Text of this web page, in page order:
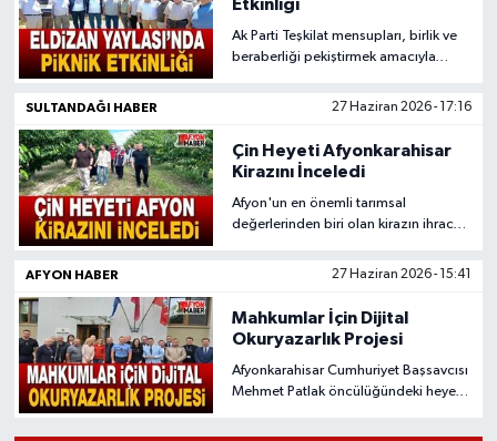
Etkinliği
Ak Parti Teşkilat mensupları, birlik ve
beraberliği pekiştirmek amacıyla
etkinlikte bir araya geldi.
SULTANDAĞI HABER 27 Haziran 2026 - 17:16
Çin Heyeti Afyonkarahisar
Kirazını İnceledi
Afyon'un en önemli tarımsal
değerlerinden biri olan kirazın ihracat
bir ziyaret gerçekleştirildi.
AFYON HABER 27 Haziran 2026 - 15:41
Mahkumlar İçin Dijital
Okuryazarlık Projesi
Afyonkarahisar Cumhuriyet Başsavcısı
Mehmet Patlak öncülüğündeki heyet,
modellerini bizzat yerinde inceledi.